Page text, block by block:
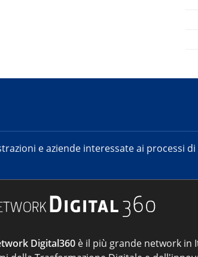
e aziende interessate ai processi
Digital360 è il più grande network in